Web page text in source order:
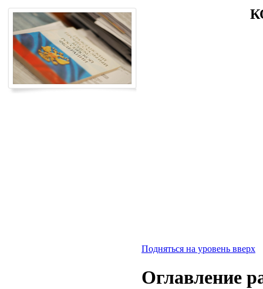
Подняться на уровень вверх
Оглавление